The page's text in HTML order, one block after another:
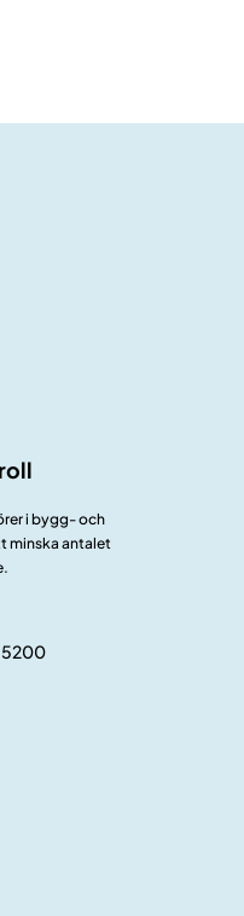
i bygg- och
minska antalet
5200